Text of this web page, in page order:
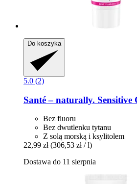
Do koszyka
5.0 (2)
Santé – naturally. Sensitive
Bez fluoru
Bez dwutlenku tytanu
Z solą morską i ksylitolem
22,99 zł (306,53 zł / l)
Dostawa do 11 sierpnia